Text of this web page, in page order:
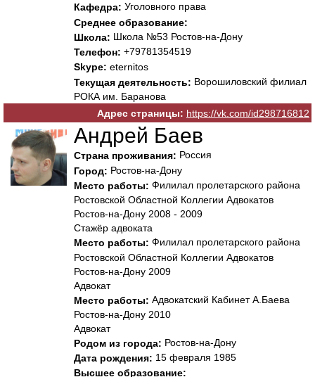
Кафедра: Уголовного права
Среднее образование:
Школа: Школа №53 Ростов-на-Дону
Телефон: +79781354519
Skype: eternitos
Текущая деятельность: Ворошиловский филиал
РОКА им. Баранова
Адрес страницы: https://vk.com/id298716812
Андрей Баев
Страна проживания: Россия
Город: Ростов-на-Дону
Место работы: Филилал пролетарского района
Ростовской Областной Коллегии Адвокатов
Ростов-на-Дону 2008 - 2009
Стажёр адвоката
Место работы: Филилал пролетарского района
Ростовской Областной Коллегии Адвокатов
Ростов-на-Дону 2009
Адвокат
Место работы: Адвокатский Кабинет А.Баева
Ростов-на-Дону 2010
Адвокат
Родом из города: Ростов-на-Дону
Дата рождения: 15 февраля 1985
Высшее образование: